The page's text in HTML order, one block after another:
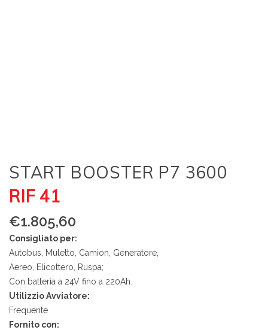
START BOOSTER P7 3600
RIF 41
€1.805,60
Consigliato per:
Autobus, Muletto, Camion, Generatore,
Aereo, Elicottero, Ruspa;
Con batteria a 24V fino a 220Ah.
Utilizzio Avviatore:
Frequente
Fornito con: